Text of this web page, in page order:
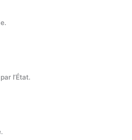
l’État.